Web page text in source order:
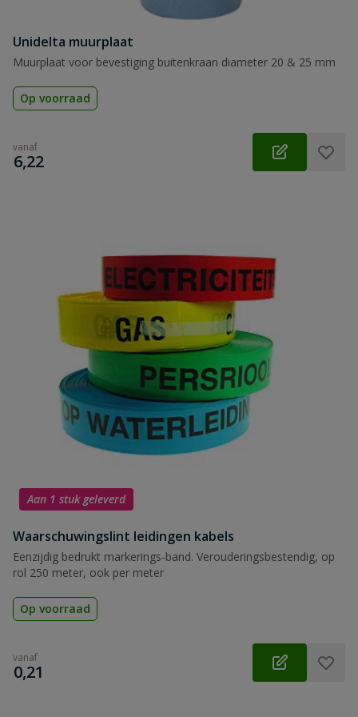
Unidelta muurplaat
Muurplaat voor bevestiging buitenkraan diameter 20 & 25 mm
Op voorraad
vanaf
€
6,22
Aan 1 stuk geleverd
Waarschuwingslint leidingen kabels
Eenzijdig bedrukt markerings-band. Verouderingsbestendig, op
rol 250 meter, ook per meter
Op voorraad
vanaf
€
0,21